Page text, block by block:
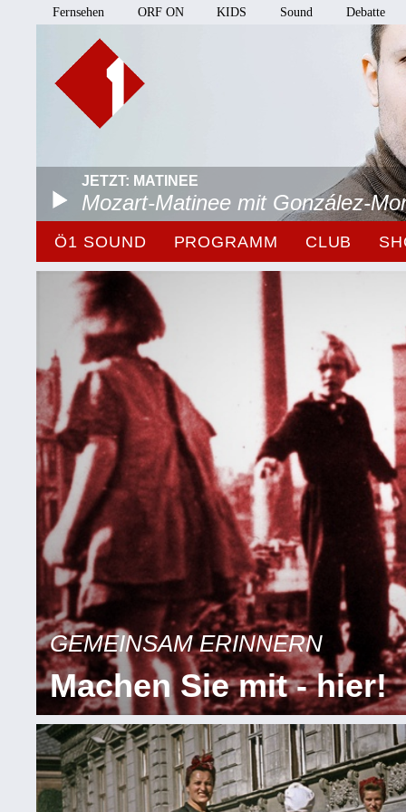
Fernsehen ORF ON KIDS Sound Debatte
JETZT: MATINEE
Mozart-Matinee mit González-
Ö1 SOUND PROGRAMM CLUB
GEMEINSAM ERINNERN
Machen Sie mit - hier!